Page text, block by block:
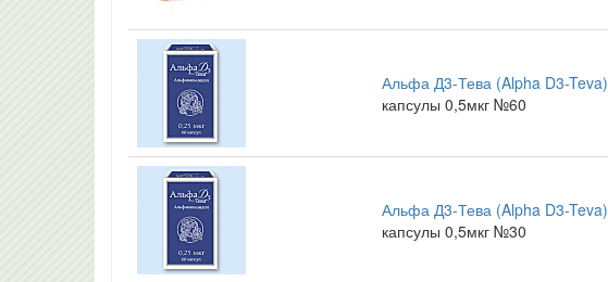
Альфа Д3-Тева (Alpha D3-Teva)
капсулы 0,5мкг №60
Альфа Д3-Тева (Alpha D3-Teva)
капсулы 0,5мкг №30